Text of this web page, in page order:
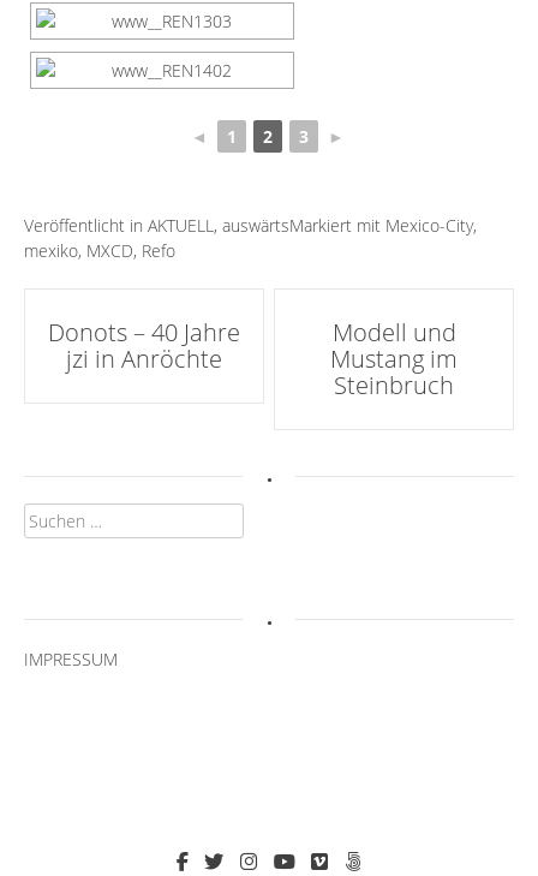
◄ 1 2 3 ►
Veröffentlicht in AKTUELL, auswärtsMarkiert mit Mexico-City,
mexiko, MXCD, Refo
Artikel-
Navigation
Donots – 40 Jahre
jzi in Anröchte
Modell und
Mustang im
Steinbruch
.
Suchen
nach:
.
IMPRESSUM